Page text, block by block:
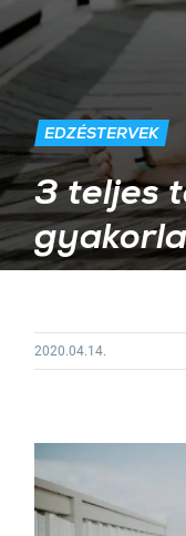
EDZÉSTERVEK
3 teljes
2020.04.14.